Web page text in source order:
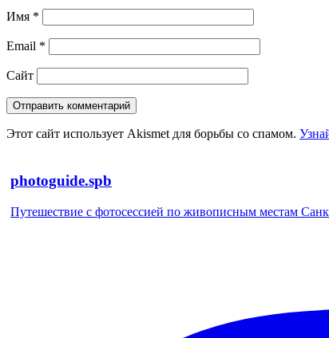
Имя *
Email *
Сайт
Этот сайт использует Akismet для борьбы со спамом.
photoguide.spb
Путешествие с фотосессией по живописным местам